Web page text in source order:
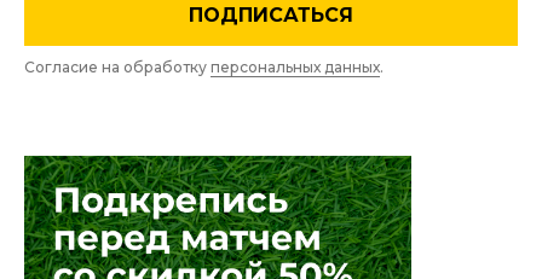
ПОДПИСАТЬСЯ
Согласие на обработку персональных данных.